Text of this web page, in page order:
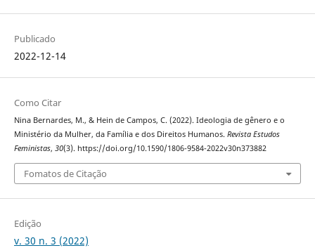
Publicado
2022-12-14
Como Citar
Nina Bernardes, M., & Hein de Campos, C. (2022). Ideologia de gênero e o
Ministério da Mulher, da Família e dos Direitos Humanos. Revista Estudos
Feministas, 30(3). https://doi.org/10.1590/1806-9584-2022v30n373882
Fomatos de Citação
Edição
v. 30 n. 3 (2022)